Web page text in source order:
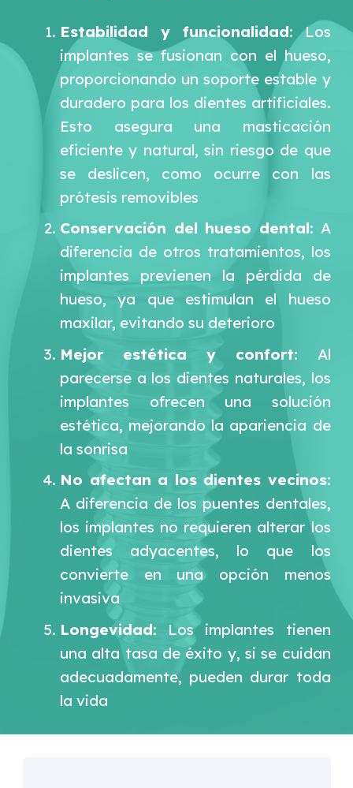
Estabilidad y funcionalidad: Los
implantes se fusionan con el hueso,
proporcionando un soporte estable y
duradero para los dientes artificiales.
Esto asegura una masticación
eficiente y natural, sin riesgo de que
se deslicen, como ocurre con las
prótesis removibles
Conservación del hueso dental: A
diferencia de otros tratamientos, los
implantes previenen la pérdida de
hueso, ya que estimulan el hueso
maxilar, evitando su deterioro
Mejor estética y confort: Al
parecerse a los dientes naturales, los
implantes ofrecen una solución
estética, mejorando la apariencia de
la sonrisa
No afectan a los dientes vecinos:
A diferencia de los puentes dentales,
los implantes no requieren alterar los
dientes adyacentes, lo que los
convierte en una opción menos
invasiva
Longevidad: Los implantes tienen
una alta tasa de éxito y, si se cuidan
adecuadamente, pueden durar toda
la vida